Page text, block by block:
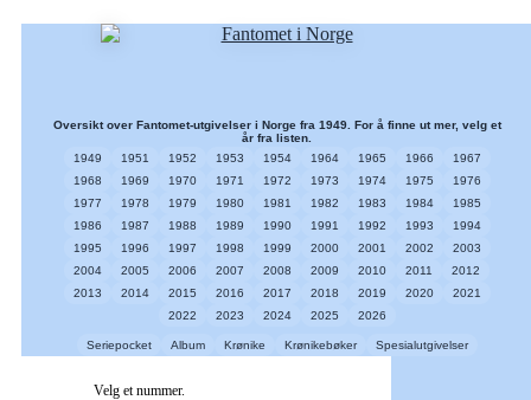
Oversikt over Fantomet-utgivelser i Norge fra 1949. For å finne ut mer, velg et
år fra listen.
1949
1951 1952 1953 1954 1964 1965 1966
1967
1968
1969 1970 1971 1972 1973 1974 1975
1976
1977
1978 1979 1980 1981 1982 1983 1984
1985
1986
1987 1988 1989 1990 1991 1992 1993
1994
1995
1996 1997 1998 1999 2000 2001 2002
2003
2004
2005 2006 2007 2008 2009 2010 2011
2012
2013
2014 2015 2016 2017 2018 2019 2020
2021
2022
2023 2024 2025 2026
Seriepocket Album Krønike Krønikebøker Spesialutgivelser
Velg et nummer.